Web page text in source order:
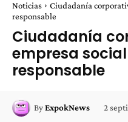
Noticias
Ciudadanía
responsable
Ciudadanía
empresa
responsable
ByExpokNews 2